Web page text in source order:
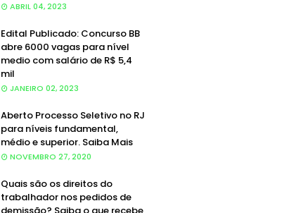
ABRIL 04, 2023
Edital Publicado: Concurso BB
abre 6000 vagas para nível
medio com salário de R$ 5,4
mil
JANEIRO 02, 2023
Aberto Processo Seletivo no RJ
para níveis fundamental,
médio e superior. Saiba Mais
NOVEMBRO 27, 2020
Quais são os direitos do
trabalhador nos pedidos de